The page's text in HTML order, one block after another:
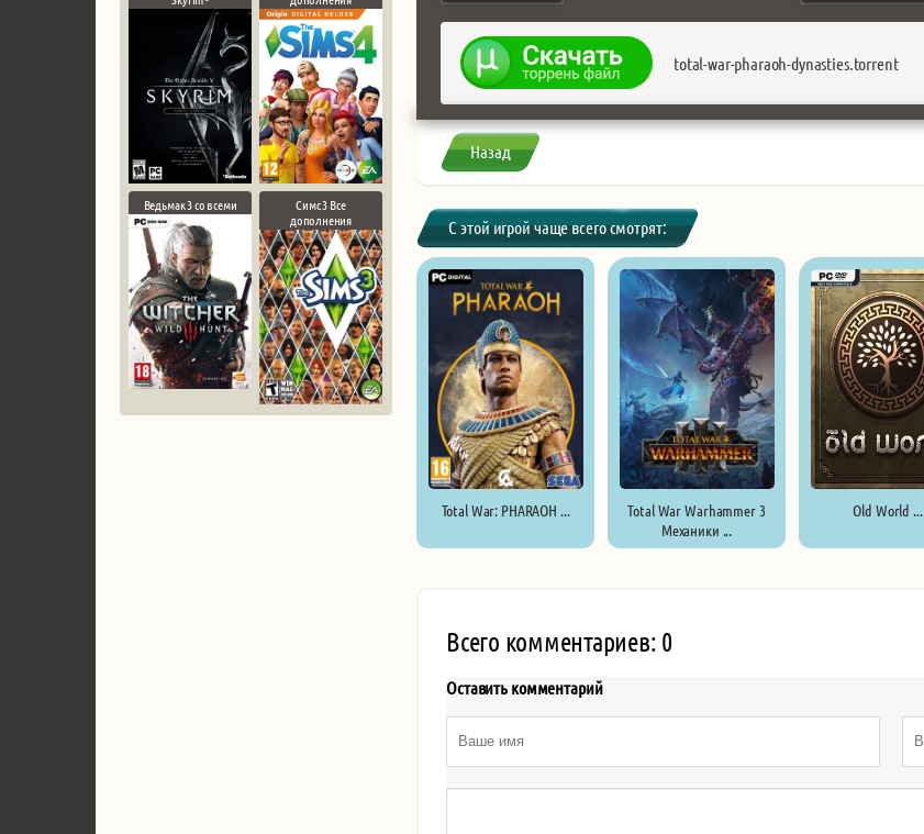
Ведьмак 3 со всеми
Симс 3 Все
дополнения
total-war-pharaoh-dynasties.torrent
Назад
С этой игрой чаще всего смотрят:
Total War: PHARAOH ...
Total War Warhammer 3
Механики ...
Old World ...
Всего комментариев: 0
Оставить комментарий